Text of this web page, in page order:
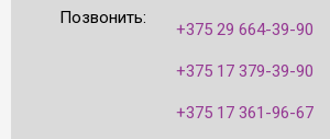
Позвонить:
+375 29 664-39-90
+375 17 379-39-90
+375 17 361-96-67